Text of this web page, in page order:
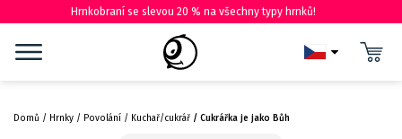
Hrnkobraní se slevou 20 % na všechny typy hrnků!
Domů Hrnky Povolání Kuchař/cukrář Cukrářka je jako Bůh